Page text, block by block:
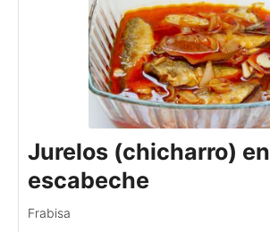
Jurelos (chicharro) en
escabeche
Frabisa